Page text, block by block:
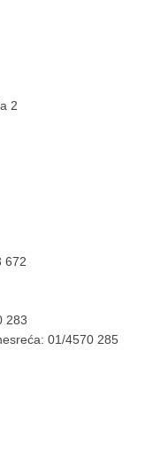
2
672
283
01/4570 285